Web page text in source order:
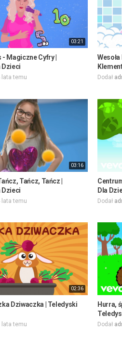
03:21
- Magiczne Cyfry |
Dzieci
lata temu Dodał
03:16
Tańcz, Tańcz |
Dzieci
lata temu
Dla
Dodał
02:36
Dziwaczka | Teledyski
lata temu
Hurra,
Dodał